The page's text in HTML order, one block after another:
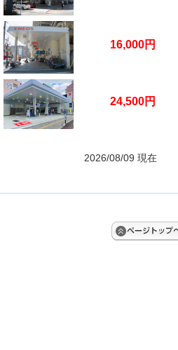
16,000円
24,500円
2026/08/09 現在